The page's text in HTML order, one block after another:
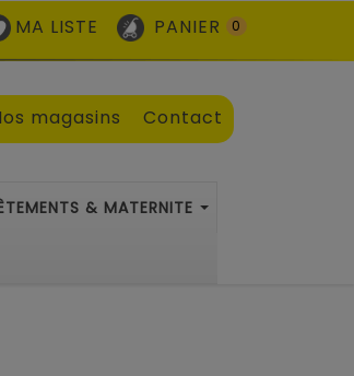
MA LISTE PANIER 0
magasins Contact
& MATERNITE